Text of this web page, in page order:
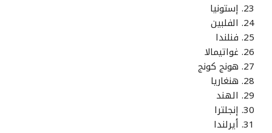
إستونيا
الفلبين
فنلندا
غواتيمالا
هونج كونج
هنغاريا
الهند
إنجلترا
أيرلندا